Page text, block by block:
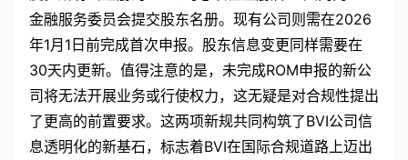
度。所有新注册的BVI公司必须在注册后30天内向BVI
金融服务委员会提交股东名册。现有公司则需在2026
年1月1日前完成首次申报。股东信息变更同样需要在
30天内更新。值得注意的是，未完成ROM申报的新公
司将无法开展业务或行使权力，这无疑是对合规性提出
了更高的前置要求。这两项新规共同构筑了BVI公司信